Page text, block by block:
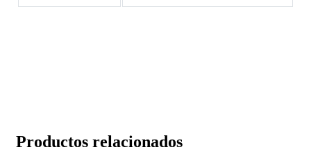
Productos relacionados